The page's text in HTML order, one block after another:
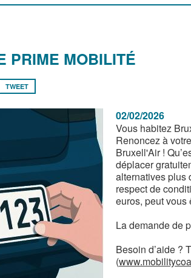
PRIME MOBILITÉ
TWEET
02/02/2026
Vous habitez
Renoncez à
Bruxell'Air !
déplacer
alternatives plus
respect de
euros, peut vous
La demande de
Besoin d’aide ?
(